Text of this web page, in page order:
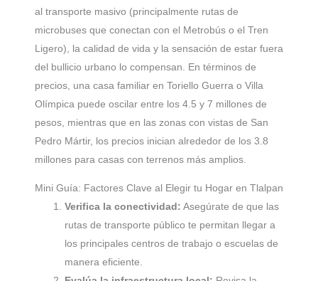
al transporte masivo (principalmente rutas de
microbuses que conectan con el Metrobús o el Tren
Ligero), la calidad de vida y la sensación de estar fuera
del bullicio urbano lo compensan. En términos de
precios, una casa familiar en Toriello Guerra o Villa
Olímpica puede oscilar entre los 4.5 y 7 millones de
pesos, mientras que en las zonas con vistas de San
Pedro Mártir, los precios inician alrededor de los 3.8
millones para casas con terrenos más amplios.
Mini Guía: Factores Clave al Elegir tu Hogar en Tlalpan
Verifica la conectividad: Asegúrate de que las
rutas de transporte público te permitan llegar a
los principales centros de trabajo o escuelas de
manera eficiente.